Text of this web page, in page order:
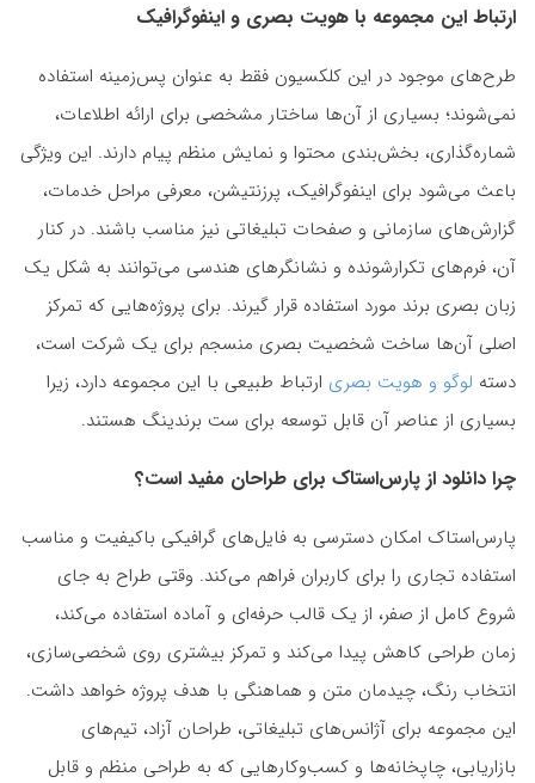
ارتباط این مجموعه با هویت بصری و اینفوگرافیک
طرح‌های موجود در این کلکسیون فقط به عنوان پس‌زمینه استفاده
نمی‌شوند؛ بسیاری از آن‌ها ساختار مشخصی برای ارائه اطلاعات،
شماره‌گذاری، بخش‌بندی محتوا و نمایش منظم پیام دارند. این ویژگی
باعث می‌شود برای اینفوگرافیک، پرزنتیشن، معرفی مراحل خدمات،
گزارش‌های سازمانی و صفحات تبلیغاتی نیز مناسب باشند. در کنار
آن، فرم‌های تکرارشونده و نشانگرهای هندسی می‌توانند به شکل یک
زبان بصری برند مورد استفاده قرار گیرند. برای پروژه‌هایی که تمرکز
اصلی آن‌ها ساخت شخصیت بصری منسجم برای یک شرکت است،
دسته لوگو و هویت بصری ارتباط طبیعی با این مجموعه دارد، زیرا
بسیاری از عناصر آن قابل توسعه برای ست برندینگ هستند.
چرا دانلود از پارس‌استاک برای طراحان مفید است؟
پارس‌استاک امکان دسترسی به فایل‌های گرافیکی باکیفیت و مناسب
استفاده تجاری را برای کاربران فراهم می‌کند. وقتی طراح به جای
شروع کامل از صفر، از یک قالب حرفه‌ای و آماده استفاده می‌کند،
زمان طراحی کاهش پیدا می‌کند و تمرکز بیشتری روی شخصی‌سازی،
انتخاب رنگ، چیدمان متن و هماهنگی با هدف پروژه خواهد داشت.
این مجموعه برای آژانس‌های تبلیغاتی، طراحان آزاد، تیم‌های
بازاریابی، چاپخانه‌ها و کسب‌وکارهایی که به طراحی منظم و قابل